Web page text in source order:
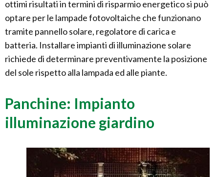
ottimi risultati in termini di risparmio energetico si può
optare per le lampade fotovoltaiche che funzionano
tramite pannello solare, regolatore di carica e
batteria. Installare impianti di illuminazione solare
richiede di determinare preventivamente la posizione
del sole rispetto alla lampada ed alle piante.
Panchine: Impianto
illuminazione giardino